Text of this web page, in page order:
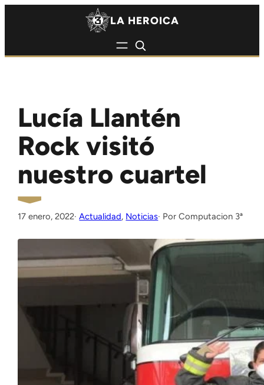
LA HEROICA
Lucía Llantén
Rock visitó
nuestro cuartel
17 enero, 2022·Actualidad, Noticias Computacion 3ª